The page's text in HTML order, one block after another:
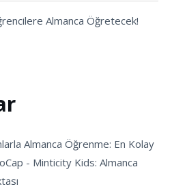
Almanca Öğretecek!
Almanca Öğrenme: En Kolay
- Minticity Kids: Almanca